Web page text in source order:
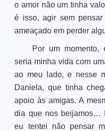
o amor não um tinha
é isso, agir sem
ameaçado em perder
Por um momento,
seria minha vida com
ao meu lado, e nesse
Daniela, que tinha
apoio às amigas. A
dia que nos beijamos…
eu tentei não pensar